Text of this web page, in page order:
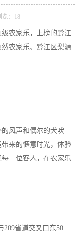
览：18
农家乐，上榜的黔江
农家乐、黔江区梨源
风声和偶尔的犬吠
来的惬意时光，体验
一位客人，在农家乐
209省道交叉口东50